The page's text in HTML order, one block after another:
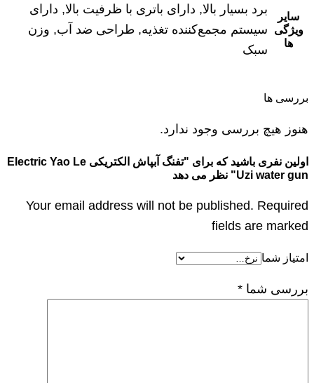
سایر
ویژگی
ها
برد بسیار بالا, دارای باتری با ظرفیت بالا, دارای
سیستم مجمع‌کننده تغذیه, طراحی ضد آب, وزن
سبک
بررسی ها
هنوز هیچ بررسی وجود ندارد.
اولین نفری باشید که برای "تفنگ آبپاش الکتریکی Electric Yao Le
Uzi water gun" نظر می دهد
Your email address will not be published. Required
fields are marked
امتیاز شما
بررسی شما *